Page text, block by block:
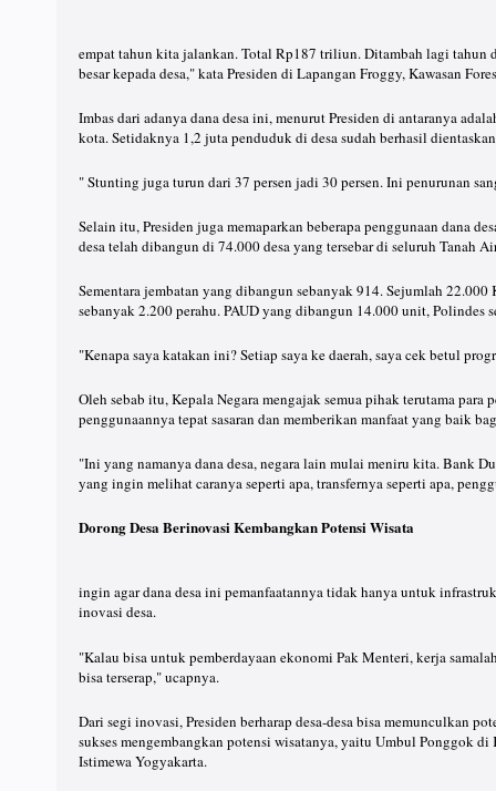
empat tahun kita jalankan. Total Rp187 triliun. Ditambah lagi tahun
besar kepada desa," kata Presiden di Lapangan Froggy, Kawasan
Imbas dari adanya dana desa ini, menurut Presiden di antaranya
kota. Setidaknya 1,2 juta penduduk di desa sudah berhasil
" Stunting juga turun dari 37 persen jadi 30 persen. Ini penurunan
Selain itu, Presiden juga memaparkan beberapa penggunaan dana
desa telah dibangun di 74.000 desa yang tersebar di seluruh Tanah
Sementara jembatan yang dibangun sebanyak 914. Sejumlah
sebanyak 2.200 perahu. PAUD yang dibangun 14.000 unit, Polindes
"Kenapa saya katakan ini? Setiap saya ke daerah, saya cek betul
Oleh sebab itu, Kepala Negara mengajak semua pihak terutama
penggunaannya tepat sasaran dan memberikan manfaat yang baik
"Ini yang namanya dana desa, negara lain mulai meniru kita. Bank
yang ingin melihat caranya seperti apa, transfernya seperti apa,
Dorong Desa Berinovasi Kembangkan Potensi Wisata
ingin agar dana desa ini pemanfaatannya tidak hanya untuk
inovasi desa.
"Kalau bisa untuk pemberdayaan ekonomi Pak Menteri, kerja
bisa terserap," ucapnya.
Dari segi inovasi, Presiden berharap desa-desa bisa memunculkan
sukses mengembangkan potensi wisatanya, yaitu Umbul Ponggok
Istimewa Yogyakarta.